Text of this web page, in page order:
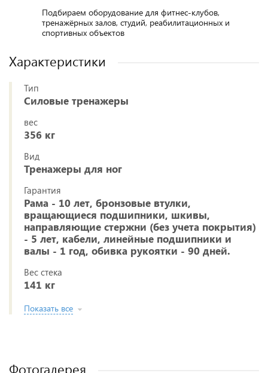
Подбираем оборудование для фитнес-клубов,
тренажёрных залов, студий, реабилитационных и
спортивных объектов
Характеристики
Тип
Силовые тренажеры
вес
356 кг
Вид
Тренажеры для ног
Гарантия
Рама - 10 лет, бронзовые втулки,
вращающиеся подшипники, шкивы,
направляющие стержни (без учета покрытия)
- 5 лет, кабели, линейные подшипники и
валы - 1 год, обивка рукоятки - 90 дней.
Вес стека
141 кг
Показать все
Фотогалерея